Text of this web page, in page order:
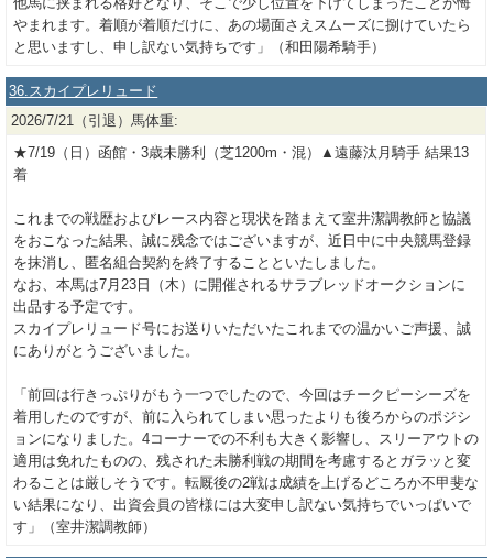
やまれます。着順が着順だけに、あの場面さえスムーズに捌けていたら
と思いますし、申し訳ない気持ちです」（和田陽希騎手）
36.スカイプレリュード
2026/7/21（引退）馬体重:
★7/19（日）函館・3歳未勝利（芝1200m・混）▲遠藤汰月騎手 結果13
着
これまでの戦歴およびレース内容と現状を踏まえて室井潔調教師と協議
をおこなった結果、誠に残念ではございますが、近日中に中央競馬登録
を抹消し、匿名組合契約を終了することといたしました。
なお、本馬は7月23日（木）に開催されるサラブレッドオークションに
出品する予定です。
スカイプレリュード号にお送りいただいたこれまでの温かいご声援、誠
にありがとうございました。
「前回は行きっぷりがもう一つでしたので、今回はチークピーシーズを
着用したのですが、前に入られてしまい思ったよりも後ろからのポジシ
ョンになりました。4コーナーでの不利も大きく影響し、スリーアウトの
適用は免れたものの、残された未勝利戦の期間を考慮するとガラッと変
わることは厳しそうです。転厩後の2戦は成績を上げるどころか不甲斐な
い結果になり、出資会員の皆様には大変申し訳ない気持ちでいっぱいで
す」（室井潔調教師）